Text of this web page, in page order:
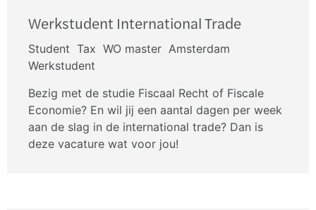
Werkstudent International Trade
Student Tax WO master Amsterdam
Werkstudent
Bezig met de studie Fiscaal Recht of Fiscale
Economie? En wil jij een aantal dagen per week
aan de slag in de international trade? Dan is
deze vacature wat voor jou!